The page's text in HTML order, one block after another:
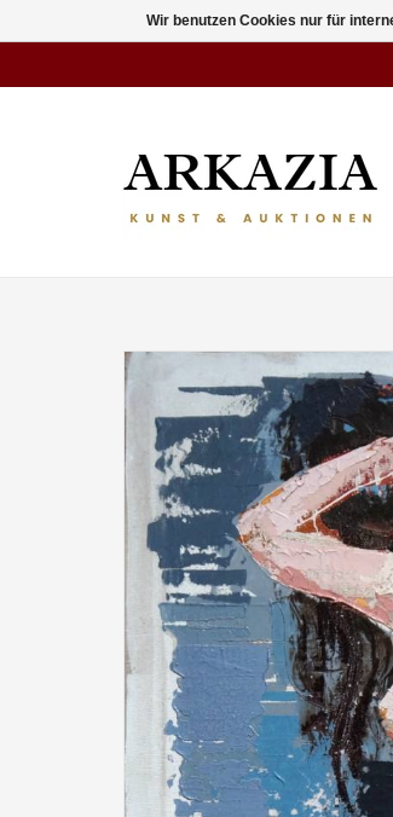
Wir benutzen Cookies nur für